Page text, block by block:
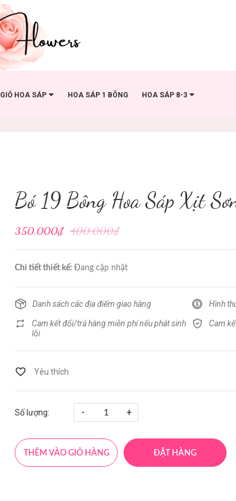
GIỎ HOA SÁP HOA SÁP 1 BÔNG HOA SÁP 8-3
Bó 19 Bông Hoa Sáp Xịt
350.000₫ 400.000₫
Chi tiết thiết kế: Đang cập nhật
Danh sách các địa điểm giao hàng Hình
Cam kết đổi/trả hàng miễn phí nếu phát sinh
lỗi
Cam
Số lượng: - +
THÊM VÀO GIỎ HÀNG ĐẶT HÀNG